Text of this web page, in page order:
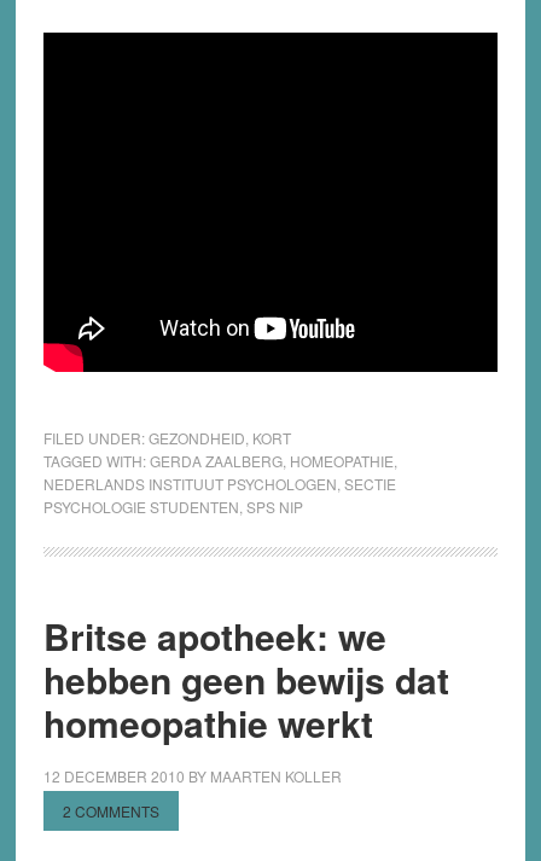
FILED UNDER:GEZONDHEID KORT
TAGGED WITH:GERDA ZAALBERG, HOMEOPATHIE
NEDERLANDS INSTITUUT PSYCHOLOGEN SECTIE
PSYCHOLOGIE STUDENTEN SPS NIP
Britse apotheek: we
hebben geen bewijs dat
homeopathie werkt
12 DECEMBER 2010 BY MAARTEN KOLLER
2 COMMENTS